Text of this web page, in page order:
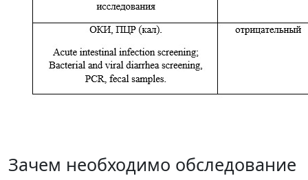
Зачем необходимо обследование